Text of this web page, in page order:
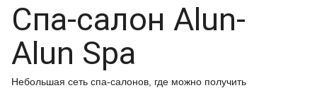
Спа-салон Alun-
Alun Spa
Небольшая сеть спа-салонов, где можно получить